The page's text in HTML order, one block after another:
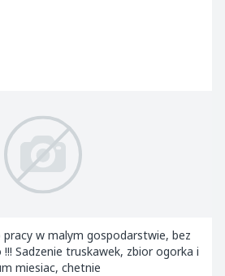
w malym gospodarstwie, bez
Sadzenie truskawek, zbior ogorka i
miesiac, chetnie